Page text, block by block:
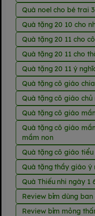
Quà noel cho bé trai
Quà tặng 20 10 cho
Quà tặng 20 11 cho
Quà tặng 20 11 cho
Quà tặng 20 11 ý
Quà tặng cô giáo
Quà tặng cô giáo chủ
Quà tặng cô giáo
Quà tặng cô giáo
mầm non
Quà tặng cô giáo tiểu
Quà tặng thầy giáo ý
Quà Thiếu nhi ngày 1
Review bỉm dùng
Review bỉm mỏng